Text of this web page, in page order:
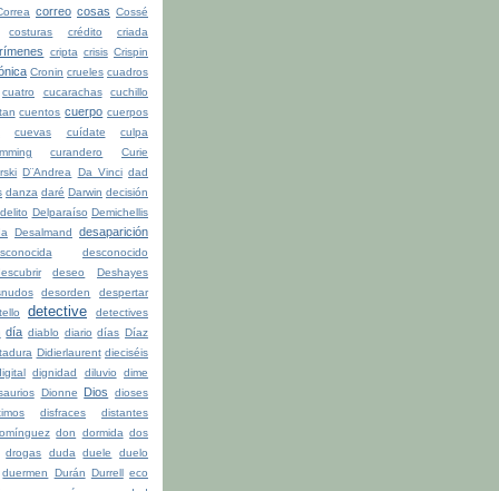
correo cosas Cossé
costuras crédito criada
cripta crisis Crispin
Cronin crueles cuadros
cuatro cucarachas
cuchillo
cuentos cuerpo cuerpos
cuevas cuídate
culpa
curandero
Curie
D¨Andrea Da Vinci dad
danza daré Darwin decisión
delito Delparaíso Demichellis
Desalmand desaparición
desconocido
deseo
Deshayes
desorden
despertar
detective
detectives
día diablo diario días Díaz
Didierlaurent dieciséis
dignidad diluvio dime
Dionne Dios
dioses
disfraces
distantes
don dormida dos
drogas duda duele duelo
duermen Durán Durrell eco